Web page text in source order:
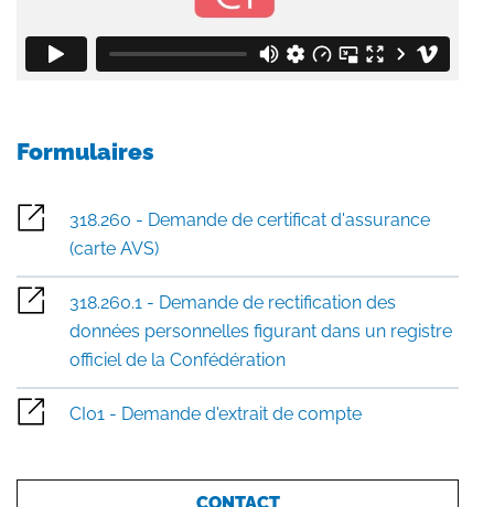
CONTACT
Formulaires
318.260 - Demande de certificat d'assurance
(carte AVS)
318.260.1 - Demande de rectification des
données personnelles figurant dans un registre
officiel de la Confédération
CI01 - Demande d'extrait de compte